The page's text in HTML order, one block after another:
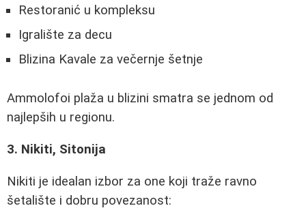
Restoranić u kompleksu
Igralište za decu
Blizina Kavale za večernje šetnje
Ammolofoi plaža u blizini smatra se jednom od
najlepših u regionu.
3. Nikiti, Sitonija
Nikiti je idealan izbor za one koji traže ravno
šetalište i dobru povezanost: